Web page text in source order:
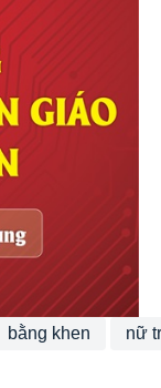
bằng khen nữ